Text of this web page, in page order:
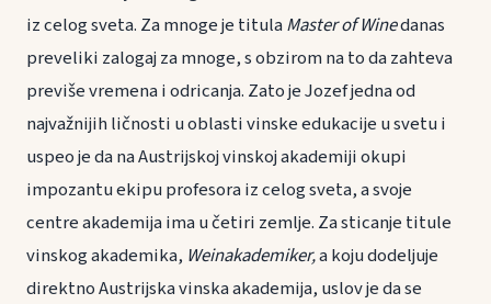
iz celog sveta. Za mnoge je titulaMaster of Winedanas
preveliki zalogaj za mnoge, s obzirom na to da zahteva
previše vremena i odricanja. Zato je Jozef jedna od
najvažnijih ličnosti u oblasti vinske edukacije u svetu i
uspeo je da na Austrijskoj vinskoj akademiji okupi
impozantu ekipu profesora iz celog sveta, a svoje
centre akademija ima u četiri zemlje. Za sticanje titule
vinskog akademika, Weinakademiker,a koju dodeljuje
direktno Austrijska vinska akademija, uslov je da se